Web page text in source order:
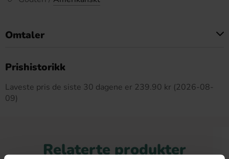
Omtaler
Prishistorikk
Laveste pris de siste 30 dagene er 239.90 kr (2026-08-
09)
Relaterte produkter